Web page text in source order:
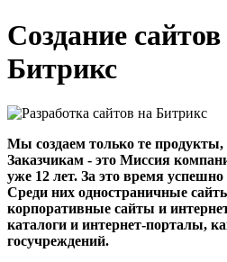
Создание
Битрикс
Мы создаем только те
Заказчикам - это Миссия
уже 12 лет. За это время успешно
Среди них одностраничные
корпоративные сайты и
каталоги и интернет-порталы,
госучреждений.